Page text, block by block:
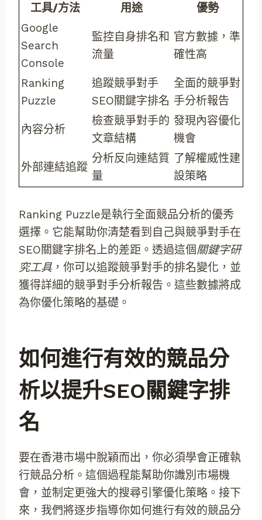
工具/方法 用途
優勢
Google
Search
Console
監控自身排名和
流量
官方數據，準
確性高
Ranking
Puzzle
追蹤競爭對手
SEO關鍵字排名
全面的競爭對
手分析報告
內容分析
檢查競爭對手的
文章結構
發現內容優化
機會
外部連結追蹤
分析反向連結質
量
了解權威性建
設策略
Ranking Puzzle是執行全面競品分析的優秀
選擇。它能幫助你清楚看到自己與競爭對手在
SEO關鍵字排名上的差距。透過這個關鍵字研
究工具 ，你可以追蹤競爭對手的排名變化，並
獲得詳細的競爭對手分析報告。這些數據將成
為你優化策略的基礎。
如何進行有效的競品分
析以提升SEO關鍵字排
名
要在香港市場中脫穎而出，你必須學會正確執
行競品分析。這個過程能幫助你識別市場機
會，並制定更強大的搜尋引擎優化策略。接下
來，我們將逐步指導你如何進行有效的競品分